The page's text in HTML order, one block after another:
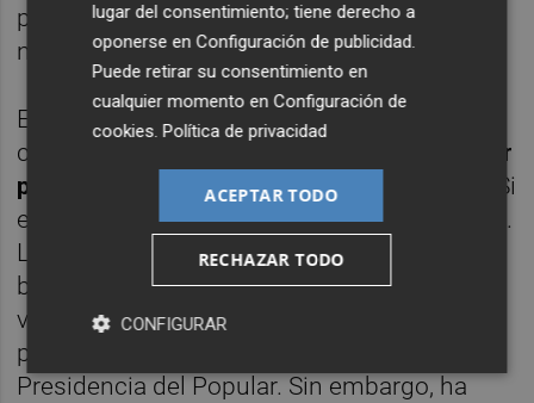
presidenta de la comisión de
nombramientos, Reyes Calero.
Entre las razones por las que rechazó el
cargo, ha citado que
el Popular era "el mayor
problema que había en banca en Europa"
. "Si
eliminamos el Deutsche Bank", ha precisado.
La otra razón era porque su papel en la
banca de inversión -ocupaba la
vicepresidencia mundial de JP Morgan- "se
parece como un huevo a una castaña" a la
Presidencia del Popular. Sin embargo, ha
lugar del consentimiento; tiene derecho a
oponerse enConfiguración de publicidad.
Puede retirar su consentimiento en
cualquier momento enConfiguración de
cookies.Política de privacidad
ACEPTAR TODO
RECHAZAR TODO
CONFIGURAR